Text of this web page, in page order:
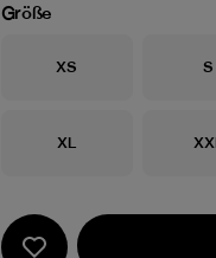
Größe
Größe
XS S
Größe
XL